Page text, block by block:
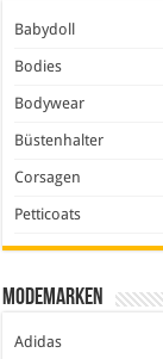
Babydoll
Bodies
Bodywear
Büstenhalter
Corsagen
Petticoats
Modemarken
Adidas